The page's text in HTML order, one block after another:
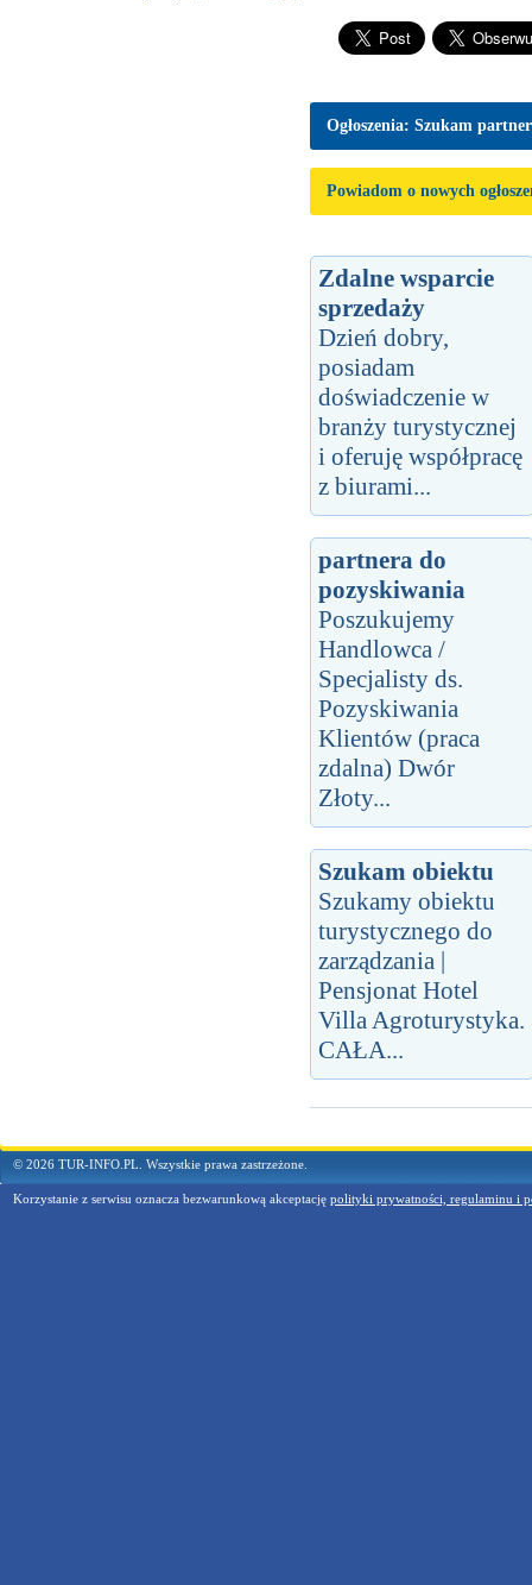
Ogłoszenia: Szukam
Powiadom o nowych
Zdalne wsparcie
sprzedaży
Dzień dobry,
posiadam
doświadczenie w
branży turystycznej
i oferuję współpracę
z biurami...
partnera do
pozyskiwania
Poszukujemy
Handlowca /
Specjalisty ds.
Pozyskiwania
Klientów (praca
zdalna) Dwór
Złoty...
Szukam obiektu
Szukamy obiektu
turystycznego do
zarządzania |
Pensjonat Hotel
Villa Agroturystyka.
CAŁA...
© 2026 TUR-INFO.PL. Wszystkie prawa zastrzeżone.
Korzystanie z serwisu oznacza bezwarunkową akceptację polityki prywatności, regulaminu i